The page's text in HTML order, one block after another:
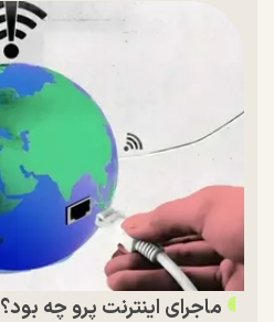
ماجرای اینترنت پرو چه بود؟